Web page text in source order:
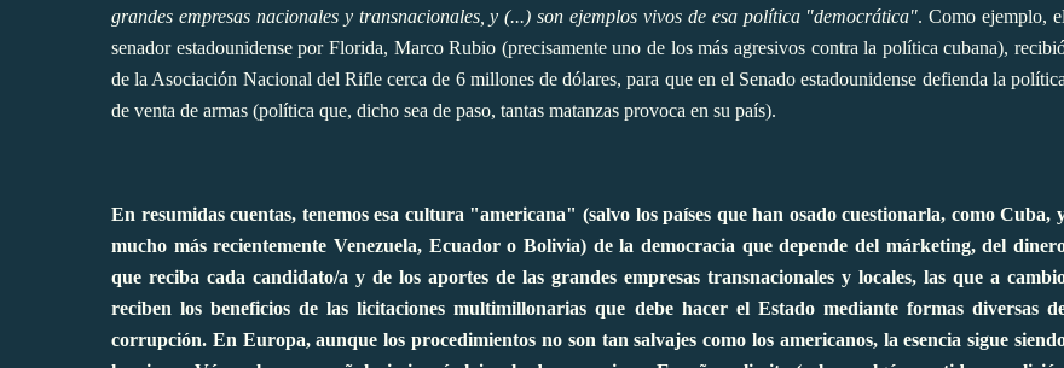
grandes empresas nacionales y transnacionales, y (...) son ejemplos vivos de esa política "democrática". Como ejemplo, el
senador estadounidense por Florida, Marco Rubio (precisamente uno de los más agresivos contra la política cubana),
de la Asociación Nacional del Rifle cerca de 6 millones de dólares, para que en el Senado estadounidense defienda la política
de venta de armas (política que, dicho sea de paso, tantas matanzas provoca en su país).
En resumidas cuentas, tenemos esa cultura "americana" (salvo los países que han osado cuestionarla, como Cuba,
mucho más recientemente Venezuela, Ecuador o Bolivia) de la democracia que depende del márketing, del
que reciba cada candidato/a y de los aportes de las grandes empresas transnacionales y locales, las que a
reciben los beneficios de las licitaciones multimillonarias que debe hacer el Estado mediante formas diversas
corrupción. En Europa, aunque los procedimientos no son tan salvajes como los americanos, la esencia sigue